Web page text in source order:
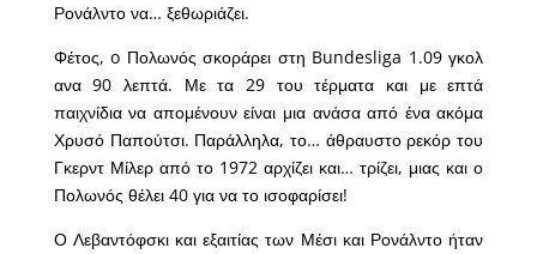
Ρονάλντο να… ξεθωριάζει.
Φέτος, o Πολωνός σκοράρει στη Bundesliga 1.09 γκολ
ανα 90 λεπτά. Με τα 29 του τέρματα και με επτά
παιχνίδια να απομένουν είναι μια ανάσα από ένα ακόμα
Χρυσό Παπούτσι. Παράλληλα, το… άθραυστο ρεκόρ του
Γκερντ Μίλερ από το 1972 αρχίζει και… τρίζει, μιας και ο
Πολωνός θέλει 40 για να το ισοφαρίσει!
Ο Λεβαντόφσκι και εξαιτίας των Μέσι και Ρονάλντο ήταν